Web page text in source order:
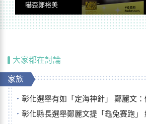
嚇歪鄭裕美
大家都在討論
家族
彰化選舉有如「定海神針」 鄭麗文：傾全
彰化縣長選舉鄭麗文提「龜兔賽跑」 綠營、無